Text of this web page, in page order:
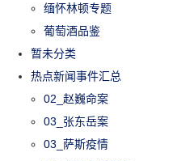
缅怀林顿专题
葡萄酒品鉴
暂未分类
热点新闻事件汇总
02_赵巍命案
03_张东岳案
03_萨斯疫情